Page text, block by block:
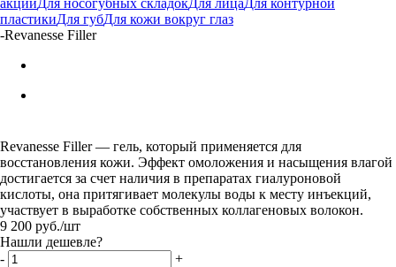
пластикиДля губДля кожи вокруг глаз
-Revanesse Filler
Revanesse Filler — гель, который применяется для
восстановления кожи. Эффект омоложения и насыщения влагой
достигается за счет наличия в препаратах гиалуроновой
кислоты, она притягивает молекулы воды к месту инъекций,
участвует в выработке собственных коллагеновых волокон.
9 200 руб./шт
Нашли дешевле?
-
+